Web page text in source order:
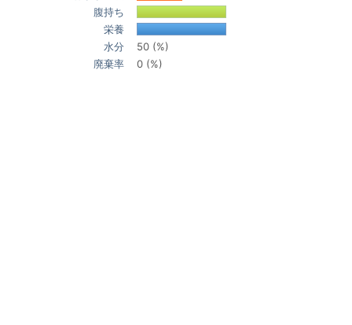
腹持ち
栄養
水分
50 (%)
廃棄率
0 (%)